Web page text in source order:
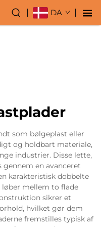
DA
som bølgeplast eller
og holdbart materiale,
industrier. Disse lette,
en avanceret
karakteristisk dobbelte
mellem to flade
sikrer et
hvilket gør dem
fremstilles typisk af